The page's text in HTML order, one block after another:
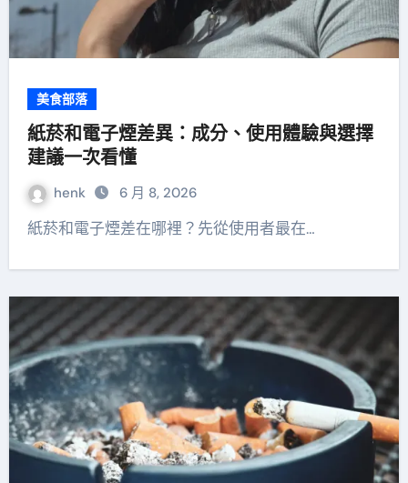
美食部落
紙菸和電子煙差異：成分、使用體驗與選擇
建議一次看懂
henk 6 月 8, 2026
紙菸和電子煙差在哪裡？先從使用者最在…